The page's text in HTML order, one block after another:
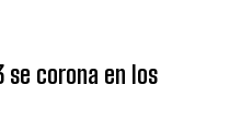
se corona en los